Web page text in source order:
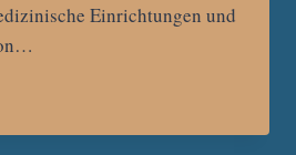
Einrichtungen und